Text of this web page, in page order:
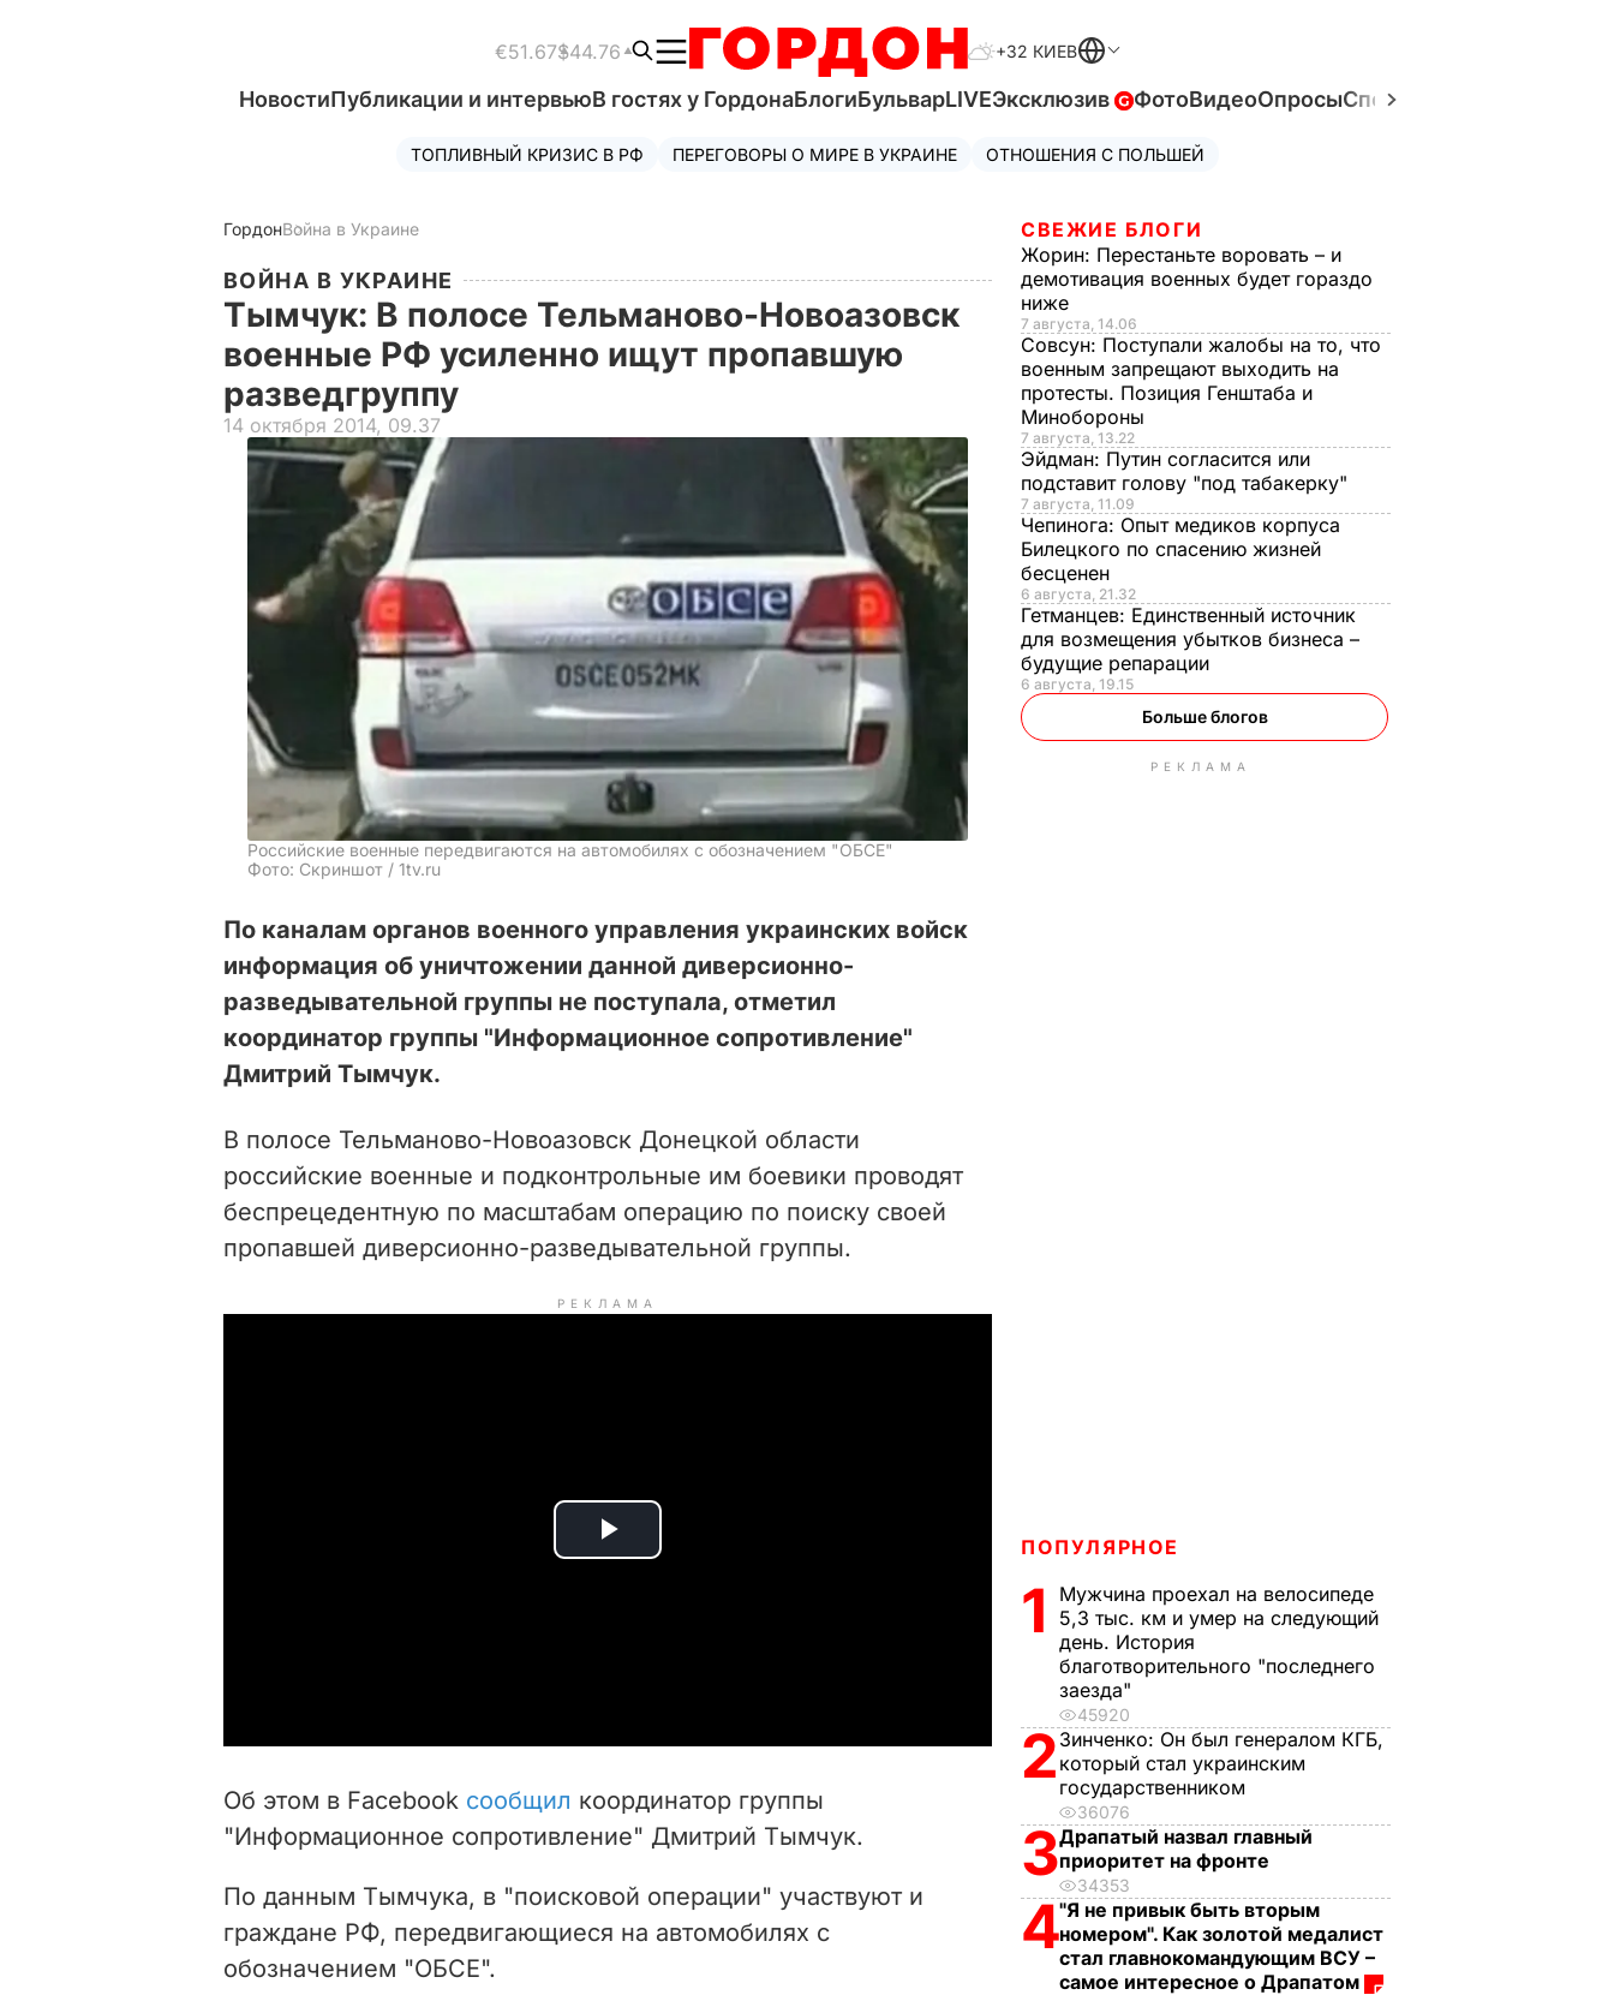
€51.67$44.76 +32 КИЕВ
НовостиПубликации и интервьюВ гостях у ГордонаБлогиБульварLIVEЭксклюзив ФотоВидеоОпросыСпецпроекты
ТОПЛИВНЫЙ КРИЗИС В РФ ПЕРЕГОВОРЫ О МИРЕ В УКРАИНЕ ОТНОШЕНИЯ С ПОЛЬШЕЙ
ГордонВойна в Украине
ВОЙНА В УКРАИНЕ
Тымчук: В полосе Тельманово-Новоазовск
военные РФ усиленно ищут пропавшую
разведгруппу
14 октября 2014, 09.37
Российские военные передвигаются на автомобилях с обозначением "ОБСЕ"
Фото: Скриншот / 1tv.ru
По каналам органов военного управления украинских войск
информация об уничтожении данной диверсионно-
разведывательной группы не поступала, отметил
координатор группы "Информационное сопротивление"
Дмитрий Тымчук.
В полосе Тельманово-Новоазовск Донецкой области
российские военные и подконтрольные им боевики проводят
беспрецедентную по масштабам операцию по поиску своей
пропавшей диверсионно-разведывательной группы.
РЕКЛАМА
P
i
d
e
Об этом в Facebook сообщил координатор группы
"Информационное сопротивление" Дмитрий Тымчук.
По данным Тымчука, в "поисковой операции" участвуют и
граждане РФ, передвигающиеся на автомобилях с
обозначением "ОБСЕ".
СВЕЖИЕ БЛОГИ
Жорин: Перестаньте воровать – и
демотивация военных будет гораздо
ниже
7 августа, 14.06
Совсун: Поступали жалобы на то, что
военным запрещают выходить на
протесты. Позиция Генштаба и
Минобороны
7 августа, 13.22
Эйдман: Путин согласится или
подставит голову "под табакерку"
7 августа, 11.09
Чепинога: Опыт медиков корпуса
Билецкого по спасению жизней
бесценен
6 августа, 21.32
Гетманцев: Единственный источник
для возмещения убытков бизнеса –
будущие репарации
6 августа, 19.15
Больше блогов
РЕКЛАМА
ПОПУЛЯРНОЕ
1
Мужчина проехал на велосипеде
5,3 тыс. км и умер на следующий
день. История
благотворительного "последнего
заезда"
45920
2 Зинченко: Он был генералом КГБ,
который стал украинским
государственником
36076
3Драпатый назвал главный
приоритет на фронте
34353
4"Я не привык быть вторым
номером". Как золотой медалист
стал главнокомандующим ВСУ –
самое интересное о Драпатом